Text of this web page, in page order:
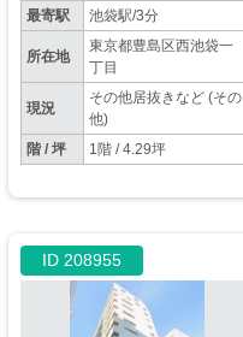
業も可
最寄駅 池袋駅/3分
所在地
東京都豊島区西池袋一
丁目
現況
その他居抜きなど (その
他)
階 / 坪
1階 / 4.29坪
ID 208955